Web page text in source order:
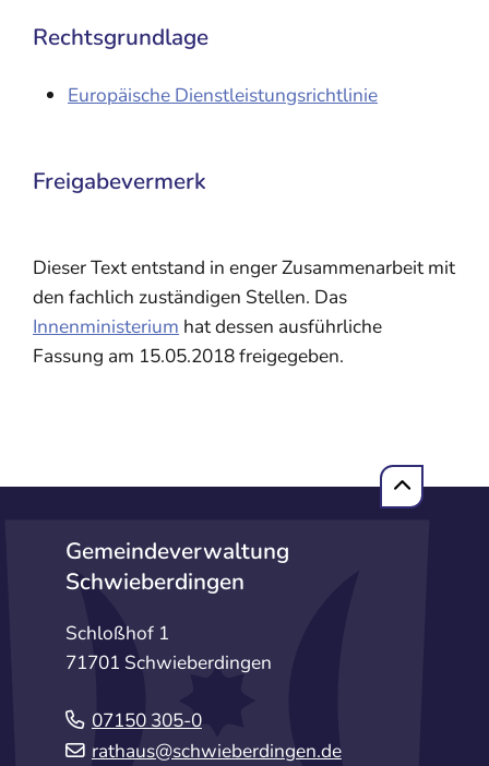
Rechtsgrundlage
Europäische Dienstleistungsrichtlinie
Freigabevermerk
Dieser Text entstand in enger Zusammenarbeit mit
den fachlich zuständigen Stellen. Das
Innenministerium hat dessen ausführliche
Fassung am 15.05.2018 freigegeben.
Gemeindeverwaltung
Schwieberdingen
Schloßhof 1
71701 Schwieberdingen
07150 305-0
rathaus@schwieberdingen.de